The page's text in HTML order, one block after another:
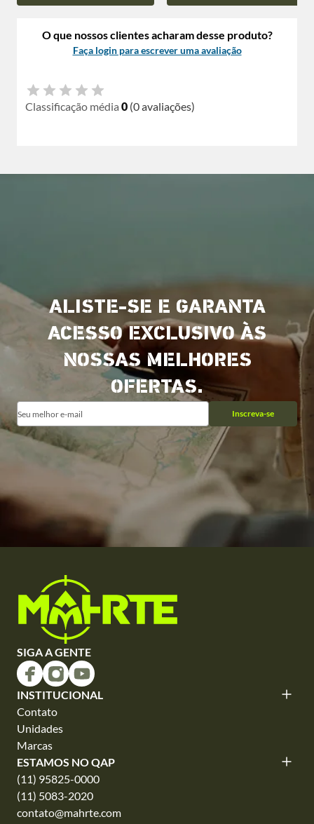
O que nossos clientes acharam desse produto?
Faça login para escrever uma avaliação
Classificação média 0 (0 avaliações)
ALISTE-SE E GARANTA
ACESSO EXCLUSIVO ÀS
NOSSAS MELHORES
OFERTAS.
Inscreva-se
SIGA A GENTE
INSTITUCIONAL
Contato
Unidades
Marcas
ESTAMOS NO QAP
(11) 95825-0000
(11) 5083-2020
contato@mahrte.com